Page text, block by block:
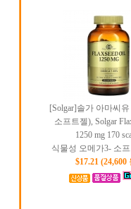
[Solgar]솔가 아마씨유
소프트젤), Solgar
1250 mg 170
식물성 오메가3- 소
$17.21 (24,600